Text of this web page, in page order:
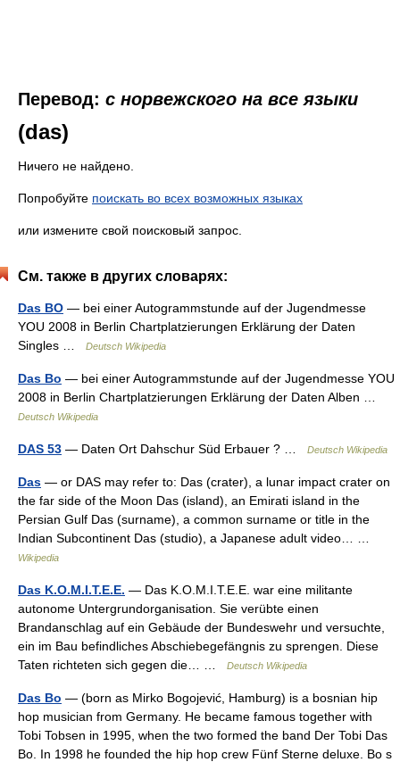
Перевод: с норвежского на все языки
(das)
Ничего не найдено.
Попробуйте поискать во всех возможных языках
или измените свой поисковый запрос.
См. также в других словарях:
Das BO — bei einer Autogrammstunde auf der Jugendmesse
YOU 2008 in Berlin Chartplatzierungen Erklärung der Daten
Singles …
Deutsch Wikipedia
Das Bo — bei einer Autogrammstunde auf der Jugendmesse YOU
2008 in Berlin Chartplatzierungen Erklärung der Daten Alben …
Deutsch Wikipedia
DAS 53 — Daten Ort Dahschur Süd Erbauer ? … Deutsch Wikipedia
Das — or DAS may refer to: Das (crater), a lunar impact crater on
the far side of the Moon Das (island), an Emirati island in the
Persian Gulf Das (surname), a common surname or title in the
Indian Subcontinent Das (studio), a Japanese adult video… …
Wikipedia
Das K.O.M.I.T.E.E. — Das K.O.M.I.T.E.E. war eine militante
autonome Untergrundorganisation. Sie verübte einen
Brandanschlag auf ein Gebäude der Bundeswehr und versuchte,
ein im Bau befindliches Abschiebegefängnis zu sprengen. Diese
Taten richteten sich gegen die… …
Deutsch Wikipedia
Das Bo — (born as Mirko Bogojević, Hamburg) is a bosnian hip
hop musician from Germany. He became famous together with
Tobi Tobsen in 1995, when the two formed the band Der Tobi Das
Bo. In 1998 he founded the hip hop crew Fünf Sterne deluxe. Bo s